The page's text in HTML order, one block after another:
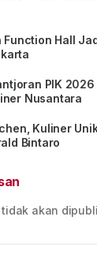
Hall
PIK 2026
Nusantara
Kuliner
Bintaro
akan